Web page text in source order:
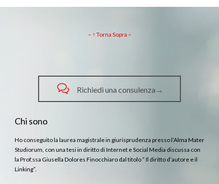
– ↑ Torna Sopra –
 Richiedi una consulenza→
Chi sono
Ho conseguito la laurea magistrale in giurisprudenza presso l’Alma Mater
Studiorum, con una tesi in diritto di Internet e Social Media discussa con
la Prof.ssa Giusella Dolores Finocchiaro dal titolo ” Il diritto d’autore e il
Linking”.